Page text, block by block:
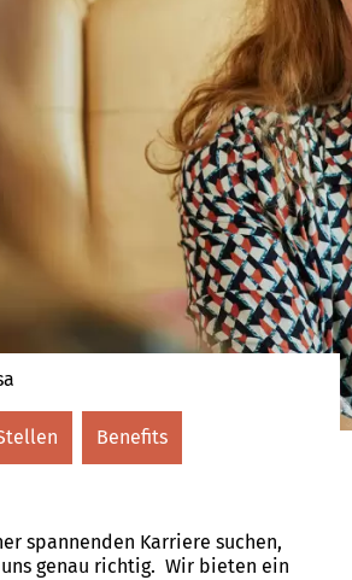
Benefits
spannenden Karriere suchen,
genau richtig. Wir bieten ein